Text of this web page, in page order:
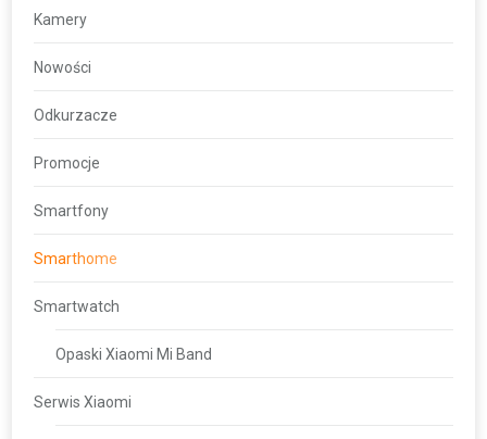
Kamery
Nowości
Odkurzacze
Promocje
Smartfony
Smarthome
Smartwatch
Opaski Xiaomi Mi Band
Serwis Xiaomi